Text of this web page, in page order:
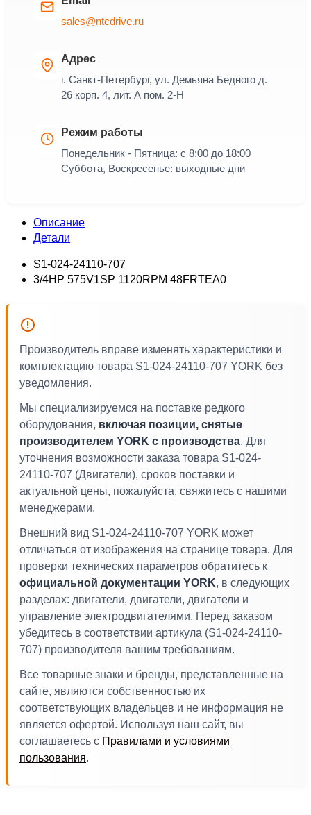
sales@ntcdrive.ru
Адрес
г. Санкт-Петербург, ул. Демьяна Бедного д.
26 корп. 4, лит. А пом. 2-Н
Режим работы
Понедельник - Пятница: с 8:00 до 18:00
Суббота, Воскресенье: выходные дни
Описание
Детали
S1-024-24110-707
3/4HP 575V1SP 1120RPM 48FRTEA0
Производитель вправе изменять характеристики и
комплектацию товара S1-024-24110-707 YORK без
уведомления.
Мы специализируемся на поставке редкого
оборудования, включая позиции, снятые
производителем YORK с производства. Для
уточнения возможности заказа товара S1-024-
24110-707 (Двигатели), сроков поставки и
актуальной цены, пожалуйста, свяжитесь с нашими
менеджерами.
Внешний вид S1-024-24110-707 YORK может
отличаться от изображения на странице товара. Для
проверки технических параметров обратитесь к
официальной документации YORK, в следующих
разделах: двигатели, двигатели, двигатели и
управление электродвигателями. Перед заказом
убедитесь в соответствии артикула (S1-024-24110-
707) производителя вашим требованиям.
Все товарные знаки и бренды, представленные на
сайте, являются собственностью их
соответствующих владельцев и не информация не
является офертой. Используя наш сайт, вы
соглашаетесь с Правилами и условиями
пользования.